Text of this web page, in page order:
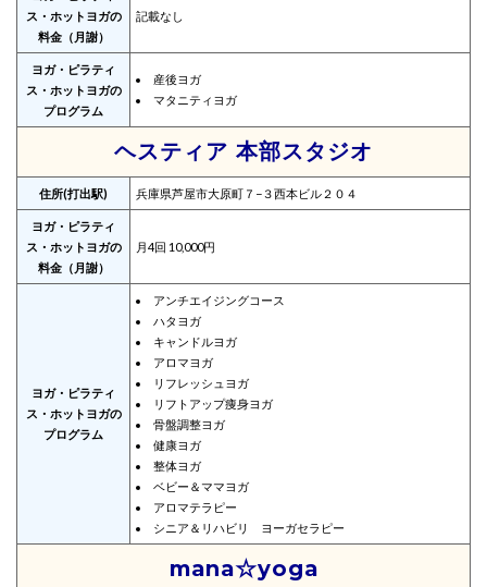
ス・ホットヨガの
料金（月謝）
記載なし
ヨガ・ピラティ
ス・ホットヨガの
プログラム
産後ヨガ
マタニティヨガ
ヘスティア 本部スタジオ
住所(打出駅) 兵庫県芦屋市大原町７−３西本ビル２０４
ヨガ・ピラティ
ス・ホットヨガの
料金（月謝）
月4回 10,000円
ヨガ・ピラティ
ス・ホットヨガの
プログラム
アンチエイジングコース
ハタヨガ
キャンドルヨガ
アロマヨガ
リフレッシュヨガ
リフトアップ痩身ヨガ
骨盤調整ヨガ
健康ヨガ
整体ヨガ
ベビー＆ママヨガ
アロマテラピー
シニア＆リハビリ ヨーガセラピー
mana☆yoga